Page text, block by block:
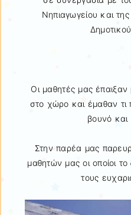
Νηπιαγωγείου και
Οι μαθητές μας
στο χώρο και έμαθαν
βουνό και
Στην παρέα μας
μαθητών μας οι οποίοι
τους